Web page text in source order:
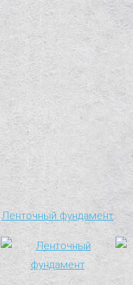
Ленточный фундамент